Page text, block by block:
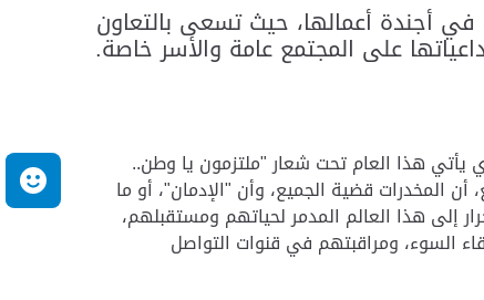
في أجندة أعمالها، حيث تسعى بالتعاون
على المجتمع عامة والأسر خاصة.
يأتي هذا العام تحت شعار "ملتزمون يا وطن..
المخدرات قضية الجميع، وأن "الإدمان"، أو ما
إلى هذا العالم المدمر لحياتهم ومستقبلهم،
السوء، ومراقبتهم في قنوات التواصل